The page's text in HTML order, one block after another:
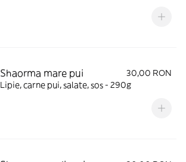
Shaorma mare pui
30,00 RON
Lipie, carne pui, salate, sos - 290g